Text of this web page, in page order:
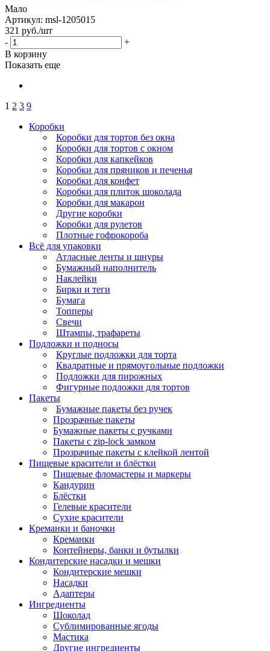
Мало
Артикул: msl-1205015
321 руб./шт
-
+
В корзину
Показать еще
1 2 3 9
Коробки
Коробки для тортов без окна
Коробки для тортов с окном
Коробки для капкейков
Коробки для пряников и печенья
Коробки для конфет
Коробки для плиток шоколада
Коробки для макарон
Другие коробки
Коробки для рулетов
Плотные гофрокороба
Всё для упаковки
Атласные ленты и шнуры
Бумажный наполнитель
Наклейки
Бирки и теги
Бумага
Топперы
Свечи
Штампы, трафареты
Подложки и подносы
Круглые подложки для торта
Квадратные и прямоугольные подложки
Подложки для пирожных
Фигурные подложки для тортов
Пакеты
Бумажные пакеты без ручек
Прозрачные пакеты
Бумажные пакеты с ручками
Пакеты с zip-lock замком
Прозрачные пакеты с клейкой лентой
Пищевые красители и блёстки
Пищевые фломастеры и маркеры
Кандурин
Блёстки
Гелевые красители
Сухие красители
Креманки и баночки
Креманки
Контейнеры, банки и бутылки
Кондитерские насадки и мешки
Кондитерские мешки
Насадки
Адаптеры
Ингредиенты
Шоколад
Сублимированные ягоды
Мастика
Другие ингредиенты